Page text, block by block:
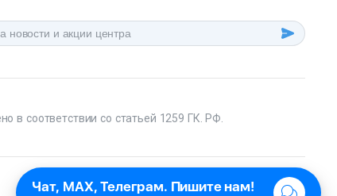
в соответствии со статьей 1259 ГК. РФ.